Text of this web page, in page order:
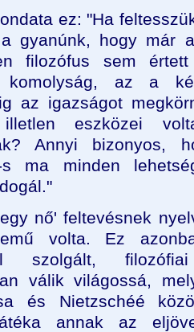
ez: "Ha
gyanúnk, hogy már
filozófus sem
komolyság, az a
az igazságot
eszközei
Annyi bizonyos,
s ma minden
nő' feltevésnek
volta. Ez
szolgált,
válik világossá,
és Nietzschéé
annak az